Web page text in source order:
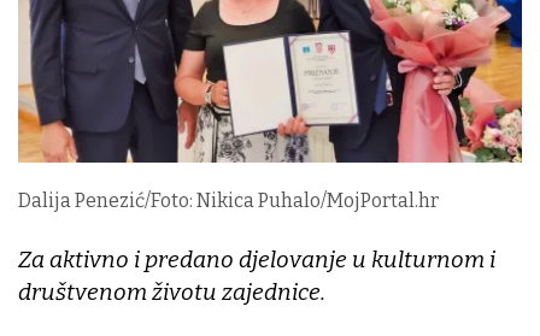
Dalija Penezić/Foto: Nikica Puhalo/MojPortal.hr
Za aktivno i predano djelovanje u kulturnom i
društvenom životu zajednice.